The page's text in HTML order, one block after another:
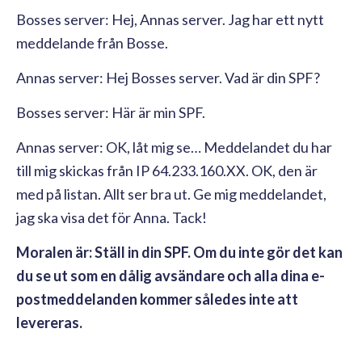
Bosses server: Hej, Annas server. Jag har ett nytt
meddelande från Bosse.
Annas server: Hej Bosses server. Vad är din SPF?
Bosses server: Här är min SPF.
Annas server: OK, låt mig se… Meddelandet du har
till mig skickas från IP 64.233.160.XX. OK, den är
med på listan. Allt ser bra ut. Ge mig meddelandet,
jag ska visa det för Anna. Tack!
Moralen är: Ställ in din SPF. Om du inte gör det kan
du se ut som en dålig avsändare och alla dina e-
postmeddelanden kommer således inte att
levereras.